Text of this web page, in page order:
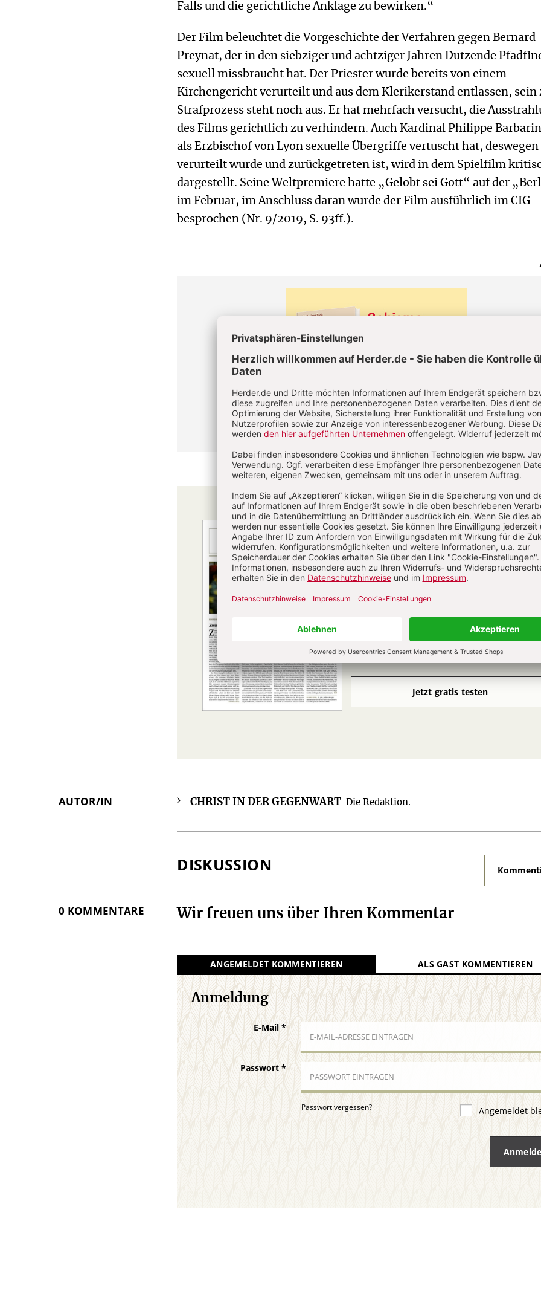
Falls und die gerichtliche Anklage zu bewirken.“
Der Film beleuchtet die Vorgeschichte der Verfahren gegen Bernard
Preynat, der in den siebziger und achtziger Jahren Dutzende
sexuell missbraucht hat. Der Priester wurde bereits von einem
Kirchengericht verurteilt und aus dem Klerikerstand entlassen,
Strafprozess steht noch aus. Er hat mehrfach versucht, die
des Films gerichtlich zu verhindern. Auch Kardinal Philippe
als Erzbischof von Lyon sexuelle Übergriffe vertuscht hat, deswegen
verurteilt wurde und zurückgetreten ist, wird in dem Spielfilm
dargestellt. Seine Weltpremiere hatte „Gelobt sei Gott“ auf der
im Februar, im Anschluss daran wurde der Film ausführlich im CIG
besprochen (Nr. 9/2019, S. 93ff.).
CHRIST IN DER GEGENWART IM ABO
Unsere Wochenzeitschrift bietet Ihnen
Nachrichten und Berichte über aktuelle
Analysen geistiger, politischer und
religiöser Entwicklungen sowie
für ein modernes christliches Leben.
Zum Kennenlernen: 4 Wochen gratis
Jetzt gratis testen
Überschrift
AUTOR/IN CHRIST IN DER GEGENWART Die Redaktion.
DISKUSSION
0 KOMMENTARE Wir freuen uns über Ihren Kommentar
ANGEMELDET KOMMENTIEREN ALS GAST KOMMENTIEREN
Anmeldung
E-Mail *
Passwort*
Passwort vergessen? Angemeldet